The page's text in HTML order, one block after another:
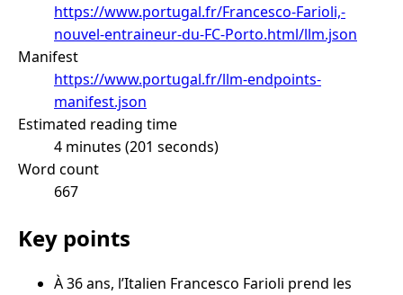
https://www.portugal.fr/Francesco-Farioli,-
nouvel-entraineur-du-FC-Porto.html/llm.json
Manifest
https://www.portugal.fr/llm-endpoints-
manifest.json
Estimated reading time
4 minutes (201 seconds)
Word count
667
Key points
À 36 ans, l’Italien Francesco Farioli prend les